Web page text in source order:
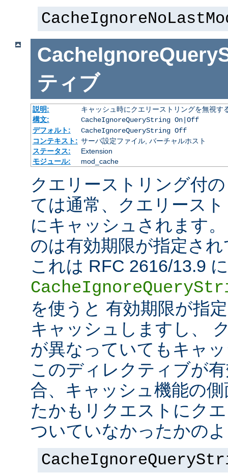
ティブ
説明:
キャッシュ時にクエリーストリングを無視す
構文:
CacheIgnoreQueryString On|Off
デフォルト:
CacheIgnoreQueryString Off
コンテキスト: サーバ設定ファイル, バーチャルホスト
ステータス:
Extension
モジュール:
mod_cache
クエリーストリング付
ては通常、クエリース
にキャッシュされます
のは有効期限が指定さ
これは RFC 2616/13.9
を使うと 有効期限が指
キャッシュしますし、
が異なっていてもキャ
このディレクティブが
合、キャッシュ機能の
たかもリクエストにク
ついていなかったかの